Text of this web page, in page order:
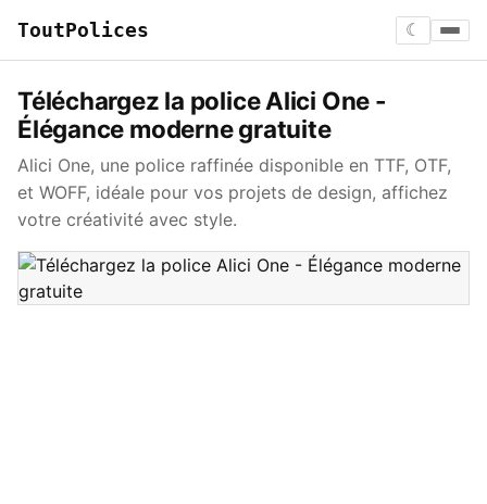
ToutPolices ☾
Téléchargez la police Alici One -
Élégance moderne gratuite
Alici One, une police raffinée disponible en TTF, OTF,
et WOFF, idéale pour vos projets de design, affichez
votre créativité avec style.